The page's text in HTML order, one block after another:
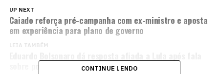
UP NEXT
Caiado reforça pré-campanha com ex-ministro e aposta
em experiência para plano de governo
LEIA TAMBÉM
sobre possível abuso dos EUA com delegado
CONTINUE LENDO